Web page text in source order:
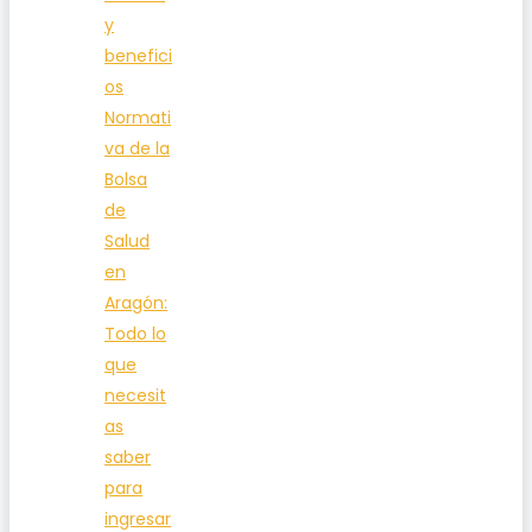
y
benefici
os
Normati
va de la
Bolsa
de
Salud
en
Aragón:
Todo lo
que
necesit
as
saber
para
ingresar